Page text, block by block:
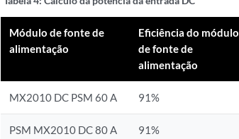
Módulo de fonte de
alimentação
Eficiência do módulo
de fonte de
alimentação
MX2010 DC PSM 60 A 91%
PSM MX2010 DC 80 A
91%